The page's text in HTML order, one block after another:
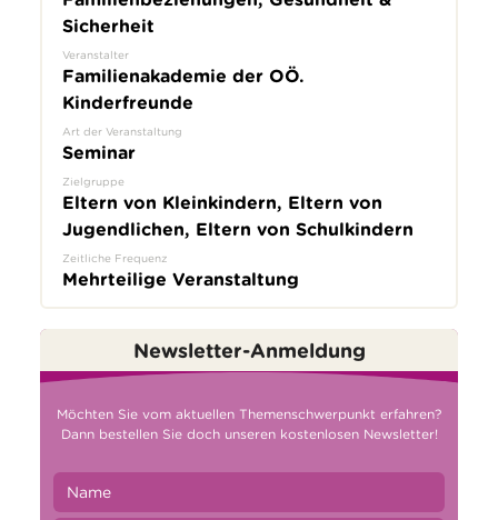
Sicherheit
Veranstalter
Familienakademie der OÖ.
Kinderfreunde
Art der Veranstaltung
Seminar
Zielgruppe
Eltern von Kleinkindern, Eltern von
Jugendlichen, Eltern von Schulkindern
Zeitliche Frequenz
Mehrteilige Veranstaltung
Newsletter-Anmeldung
Möchten Sie vom aktuellen Themenschwerpunkt erfahren?
Dann bestellen Sie doch unseren kostenlosen Newsletter!